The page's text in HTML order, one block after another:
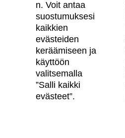
Käyttöehdot
Evästeasetukset
Saavutettavuusseloste
Oma Skanska
n. Voit antaa
suostumuksesi
kaikkien
evästeiden
keräämiseen ja
käyttöön
valitsemalla
”Salli kaikki
evästeet”.